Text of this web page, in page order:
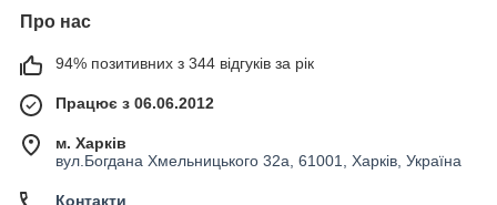
принтами, чудово підходять для прованського стилю, або для
дому в стилі кантрі.
Жалюзі тканинні День-Ніч використовуються як сонцезахисні
матимуть чудовий вигляд у вітальні, дитячій та спальній
адже вони матимуть ідеальний вигляд у великих ванних
кімнатах. А ролети в кухні візуально збільшуватимуть простір.
А через їх лаконічний дизайн, рол штори можна встановити
Про нас
94% позитивних з 344 відгуків за рік
Працює з 06.06.2012
м. Харків
вул.Богдана Хмельницького 32а, 61001, Харків, Україна
Контакти